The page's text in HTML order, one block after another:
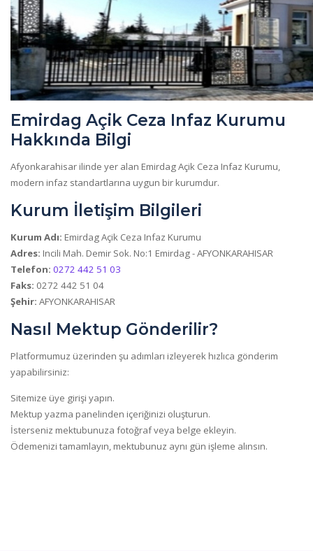
Emirdag Açik Ceza Infaz Kurumu
Hakkında Bilgi
Afyonkarahisar ilinde yer alan Emirdag Açik Ceza Infaz Kurumu,
modern infaz standartlarına uygun bir kurumdur.
Kurum İletişim Bilgileri
Kurum Adı: Emirdag Açik Ceza Infaz Kurumu
Adres: Incili Mah. Demir Sok. No:1 Emirdag - AFYONKARAHISAR
Telefon: 0272 442 51 03
Faks: 0272 442 51 04
Şehir: AFYONKARAHISAR
Nasıl Mektup Gönderilir?
Platformumuz üzerinden şu adımları izleyerek hızlıca gönderim
yapabilirsiniz:
Sitemize üye girişi yapın.
Mektup yazma panelinden içeriğinizi oluşturun.
İsterseniz mektubunuza fotoğraf veya belge ekleyin.
Ödemenizi tamamlayın, mektubunuz aynı gün işleme alınsın.